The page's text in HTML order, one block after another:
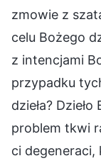
zmowie z
celu Bożego
z intencjami
przypadku
dzieła?
problem tkwi
ci